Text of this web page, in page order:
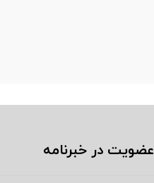
عضویت در خبرنامه